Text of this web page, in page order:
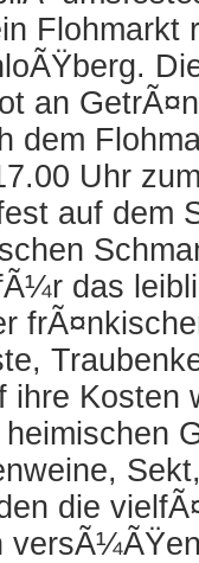
Flohmarkt
an
dem
Uhr
auf dem
das
ihre Kosten
die